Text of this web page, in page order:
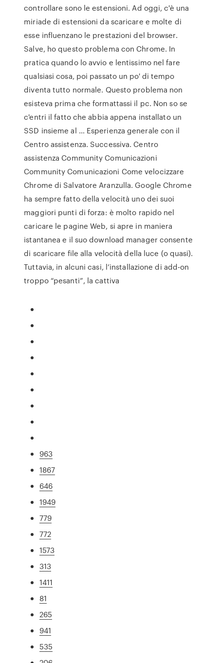
controllare sono le estensioni. Ad oggi, c'è una
miriade di estensioni da scaricare e molte di
esse influenzano le prestazioni del browser.
Salve, ho questo problema con Chrome. In
pratica quando lo avvio e lentissimo nel fare
qualsiasi cosa, poi passato un po' di tempo
diventa tutto normale. Questo problema non
esisteva prima che formattassi il pc. Non so se
c'entri il fatto che abbia appena installato un
SSD insieme al … Esperienza generale con il
Centro assistenza. Successiva. Centro
assistenza Community Comunicazioni
Community Comunicazioni Come velocizzare
Chrome di Salvatore Aranzulla. Google Chrome
ha sempre fatto della velocità uno dei suoi
maggiori punti di forza: è molto rapido nel
caricare le pagine Web, si apre in maniera
istantanea e il suo download manager consente
di scaricare file alla velocità della luce (o quasi).
Tuttavia, in alcuni casi, l’installazione di add-on
troppo “pesanti”, la cattiva
963
1867
646
1949
779
772
1573
313
1411
81
265
941
535